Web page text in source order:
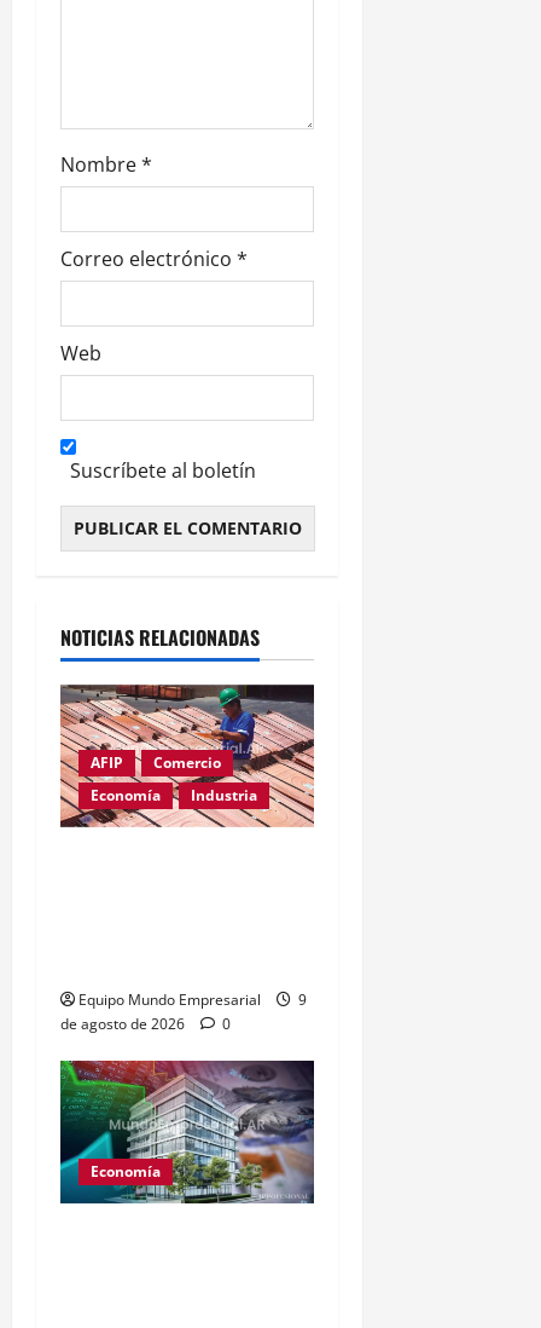
d
a
s
Nombre*
Correo electrónico *
Web
Suscríbete al boletín
NOTICIAS RELACIONADAS
AFIP
Comercio
Economía
Industria
Equipo Mundo Empresarial
9
de agosto de 2026
0
Economía